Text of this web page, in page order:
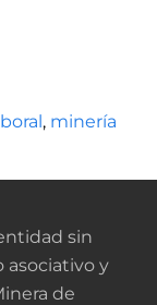
, minería
sin
asociativo y
de